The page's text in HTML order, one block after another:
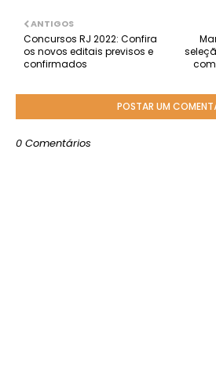
ANTIGOS
Concursos RJ 2022: Confira
os novos editais previsos e
confirmados
POSTAR UM
0 Comentários